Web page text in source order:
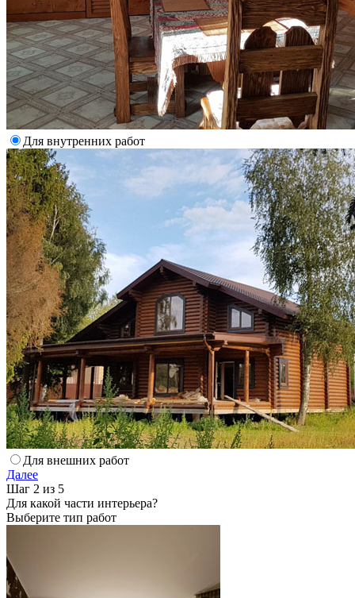
Для внутренних работ
Для внешних работ
Далее
Шаг 2 из 5
Для какой части интерьера?
Выберите тип работ